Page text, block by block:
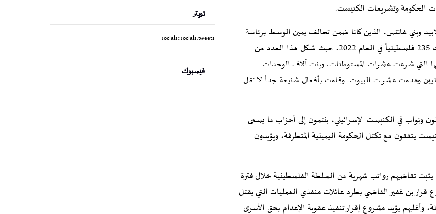
الحكومة وتشريعات الكنيست.
وبني غانتس، الذين كانا ضمن تحالف يمين الوسط برئاسة
نفتالي بينت أولاً ثم لابيد بعد ذلك، وهي الحكومة التي قتلت 235 فلسطينياً في العام 2022، حيث شكل هذا العدد من
2015، وهي الحكومة نفسها التي شرعت عشرات المستوطنات، وبنت آلاف الوحدات
وهدمت عشرات البيوت، وقامت بأفعال شنيعة جداً لا تقل
ونواب في الكنيست الإسرائيلي، ينتمون إلى أحزاب ما يسمى
يتفقون مع تكتل الحكومة اليمينية المتطرفة، ويؤيدون
تقاضيهم رواتب شهرية من السلطة الفلسطينية خلال فترة
قرار بن غفير القاضي بطرد عائلات منفذي العمليات التي يقتل
وأغلبهم يؤيد مشروع إقرار تنفيذ عقوبة الإعدام بحق الأسرى
تويتر
socials::socials.tweets
فيسبوك